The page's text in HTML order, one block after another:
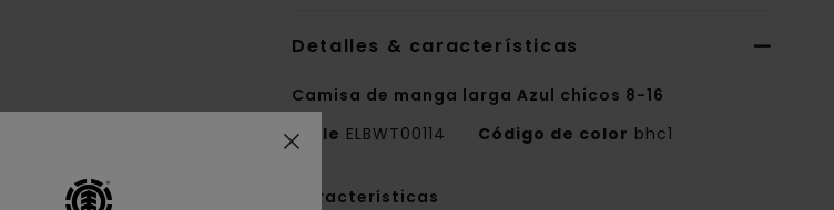
Detalles & características
Camisa de manga larga Azul chicos 8-16
Style ELBWT00114 Código de color bhc1
Características